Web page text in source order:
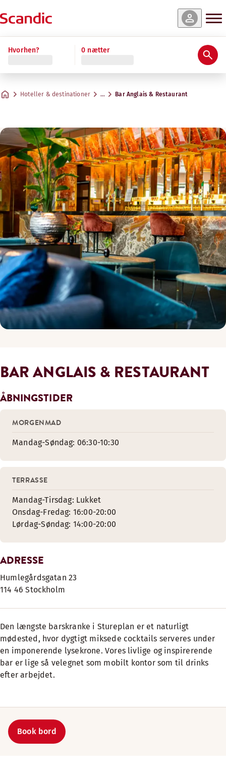
Hvorhen? 0 nætter
Hoteller & destinationer … Bar Anglais & Restaurant
BAR ANGLAIS & RESTAURANT
ÅBNINGSTIDER
MORGENMAD
Mandag-Søndag: 06:30-10:30
TERRASSE
Mandag-Tirsdag: Lukket
Onsdag-Fredag: 16:00-20:00
Lørdag-Søndag: 14:00-20:00
ADRESSE
Humlegårdsgatan 23
114 46 Stockholm
Den længste barskranke i Stureplan er et naturligt
mødested, hvor dygtigt miksede cocktails serveres under
en imponerende lysekrone. Vores livlige og inspirerende
bar er lige så velegnet som mobilt kontor som til drinks
efter arbejdet.
Book bord